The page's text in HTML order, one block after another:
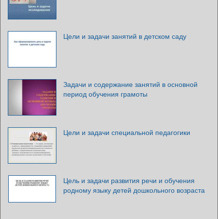
Цели и задачи занятий в детском саду
Задачи и содержание занятий в основной
период обучения грамоты
Цели и задачи специальной педагогики
Цель и задачи развития речи и обучения
родному языку детей дошкольного возраста